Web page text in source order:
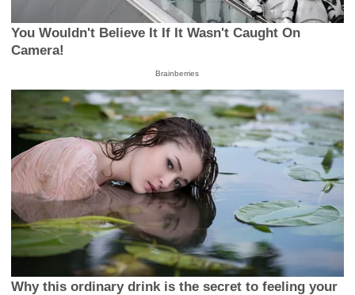
You Wouldn't Believe It If It Wasn't Caught On
Camera!
Brainberries
Why this ordinary drink is the secret to feeling your